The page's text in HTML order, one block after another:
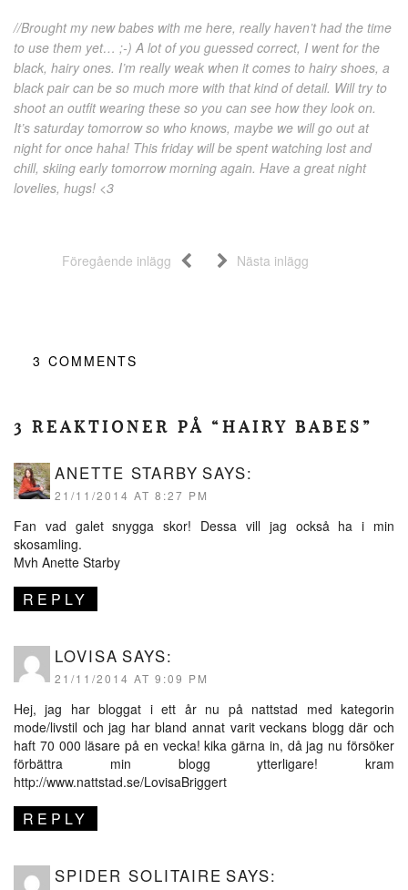
//Brought my new babes with me here, really haven’t had the time
to use them yet… ;-) A lot of you guessed correct, I went for the
black, hairy ones. I’m really weak when it comes to hairy shoes, a
black pair can be so much more with that kind of detail. Will try to
shoot an outfit wearing these so you can see how they look on.
It’s saturday tomorrow so who knows, maybe we will go out at
night for once haha! This friday will be spent watching lost and
chill, skiing early tomorrow morning again. Have a great night
lovelies, hugs! <3
Föregående inlägg Nästa inlägg
3 COMMENTS
3 REAKTIONER PÅ “HAIRY BABES”
ANETTE STARBY SAYS:
21/11/2014 AT 8:27 PM
Fan vad galet snygga skor! Dessa vill jag också ha i min
skosamling.
Mvh Anette Starby
REPLY
LOVISA SAYS:
21/11/2014 AT 9:09 PM
Hej, jag har bloggat i ett år nu på nattstad med kategorin
mode/livstil och jag har bland annat varit veckans blogg där och
haft 70 000 läsare på en vecka! kika gärna in, då jag nu försöker
förbättra min blogg ytterligare! kram
http://www.nattstad.se/LovisaBriggert
REPLY
SPIDER SOLITAIRE SAYS: